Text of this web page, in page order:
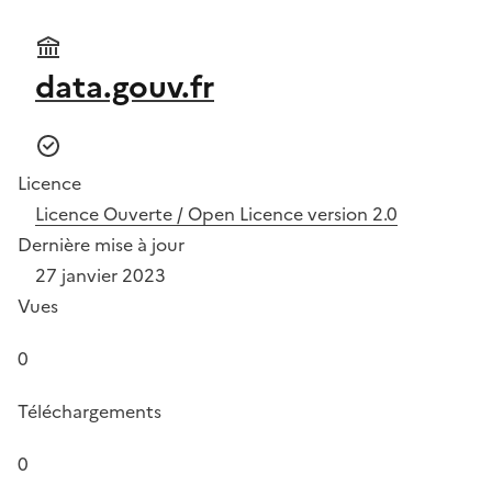
data.gouv.fr
Licence
Licence Ouverte / Open Licence version 2.0
Dernière mise à jour
27 janvier 2023
Vues
0
Téléchargements
0